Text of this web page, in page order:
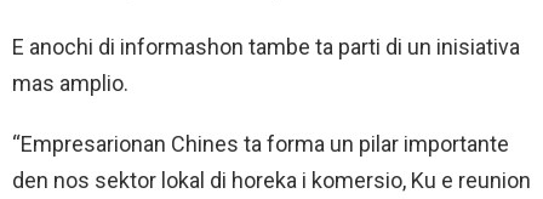
E anochi di informashon tambe ta parti di un inisiativa
mas amplio.
“Empresarionan Chines ta forma un pilar importante
den nos sektor lokal di horeka i komersio, Ku e reunion